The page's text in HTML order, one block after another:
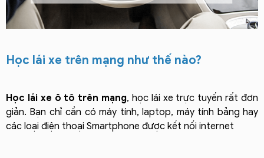
Học lái xe trên mạng như thế nào?
Học lái xe ô tô trên mạng, học lái xe trực tuyến rất đơn
giản. Bạn chỉ cần có máy tính, laptop, máy tính bảng hay
các loại điện thoại Smartphone được kết nối internet